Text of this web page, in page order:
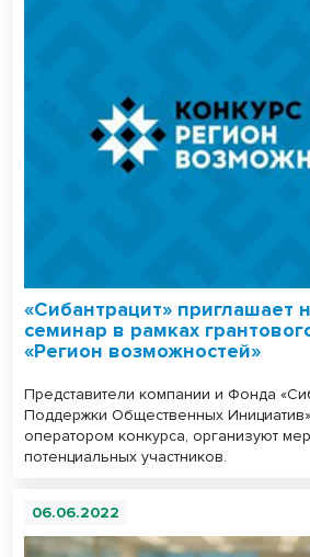
«Сибантрацит» приглашает
семинар в рамках
«Регион возможностей»
Представители компании и Фонда
Поддержки Общественных
оператором конкурса, организуют
потенциальных участников.
06.06.2022